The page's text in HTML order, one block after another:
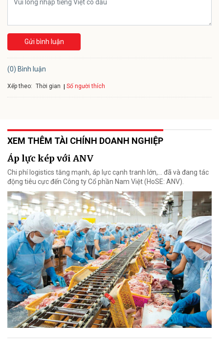
Gửi bình luận
(0) Bình luận
Xếp theo: Thời gian Số người thích
XEM THÊM TÀI CHÍNH DOANH NGHIỆP
Áp lực kép với ANV
Chi phí logistics tăng mạnh, áp lực cạnh tranh lớn,... đã và đang tác
động tiêu cực đến Công ty Cổ phần Nam Việt (HoSE: ANV).